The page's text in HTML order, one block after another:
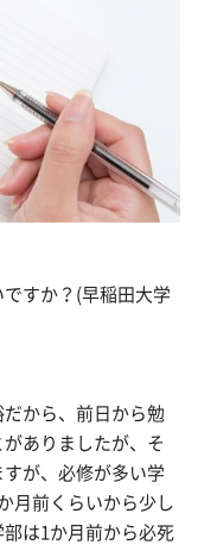
すか？(早稲田大学
から、前日から勉
ありましたが、そ
が、必修が多い学
月前くらいから少し
は1か月前から必死